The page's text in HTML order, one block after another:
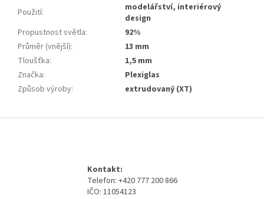
Použití:
modelářství, interiérový
design
Propustnost světla:
92%
Průměr (vnější):
13 mm
Tloušťka:
1,5 mm
Značka:
Plexiglas
Způsob výroby: extrudovaný (XT)
Kontakt:
Telefon: +420 777 200 866
IČO: 11054123